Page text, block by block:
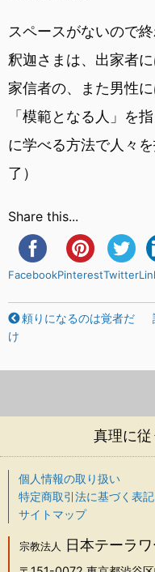
スペースがないので
釈迦さまは、出家者
家信者の、また男性
「模範となる人」を
に学べる方法で人々
了）
Share this...
FacebookPinterestTwitter
頼りになるのは覚者だ
け
真理に
個人情報の取り扱い
特定商取引法に基づく表記
サイトマップ
宗教法人 日本テーラ